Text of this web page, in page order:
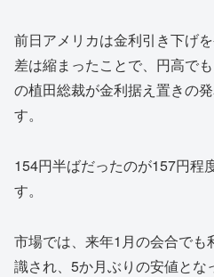
前日アメリカは金利引き下げ
差は縮まったことで、円高で
の植田総裁が金利据え置きの
す。
154円半ばだったのが157円程
す。
市場では、来年1月の会合で
識され、5か月ぶりの安値とな